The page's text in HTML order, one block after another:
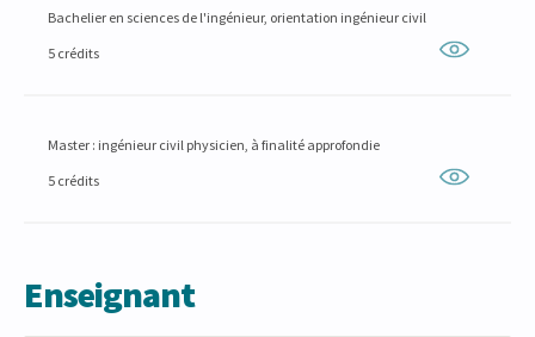
Bachelier en sciences de l'ingénieur, orientation ingénieur civil
5 crédits
Master : ingénieur civil physicien, à finalité approfondie
5 crédits
Enseignant